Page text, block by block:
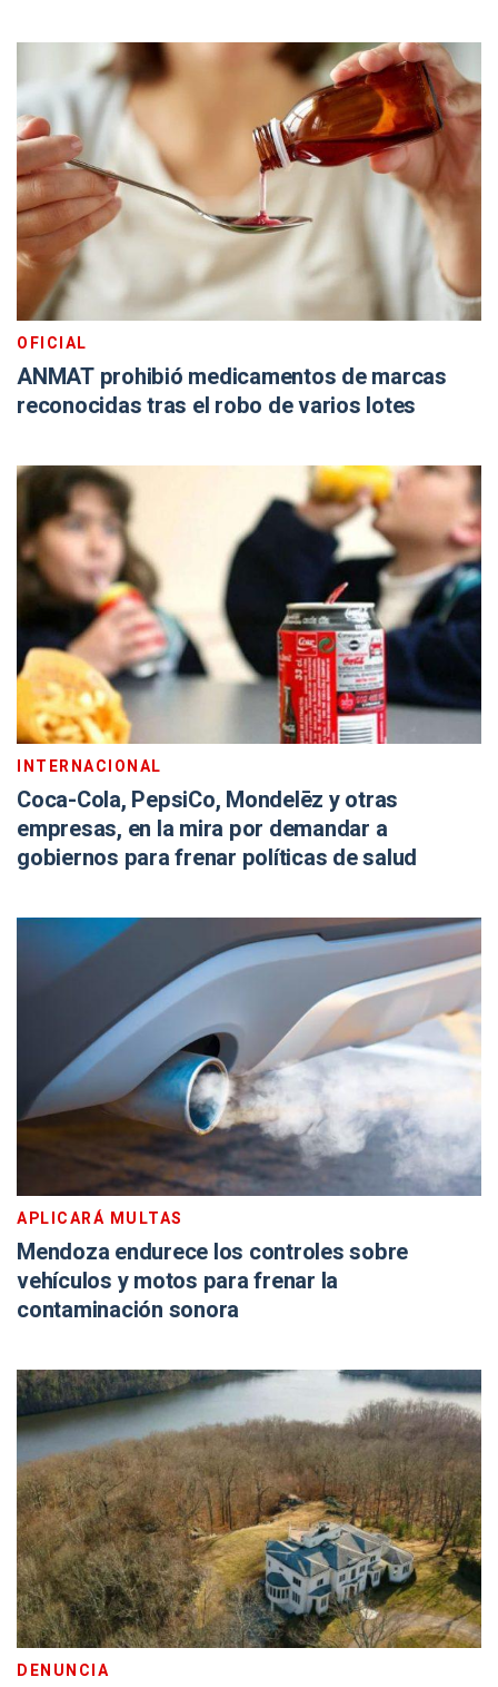
OFICIAL
ANMAT prohibió medicamentos de marcas
reconocidas tras el robo de varios lotes
INTERNACIONAL
Coca-Cola, PepsiCo, Mondelēz y otras
empresas, en la mira por demandar a
gobiernos para frenar políticas de salud
APLICARÁ MULTAS
Mendoza endurece los controles sobre
vehículos y motos para frenar la
contaminación sonora
DENUNCIA